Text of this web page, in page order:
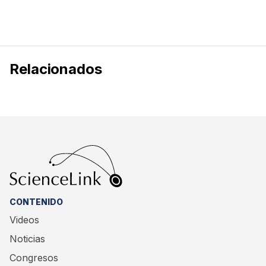
Relacionados
CONTENIDO
Videos
Noticias
Congresos